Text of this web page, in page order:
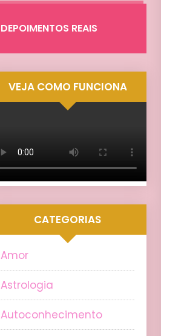
DEPOIMENTOS REAIS
VEJA COMO FUNCIONA
CATEGORIAS
Amor
Astrologia
Autoconhecimento